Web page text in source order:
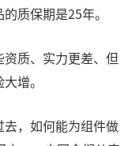
质保期是25年。
质、实力更差、但
增。
，如何能为组件做